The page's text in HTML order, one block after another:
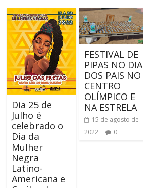
Dia 25 de
Julho é
celebrado o
Dia da
Mulher
Negra
Latino-
Americana e
FESTIVAL DE
PIPAS NO DIA
DOS PAIS NO
CENTRO
OLÍMPICO E
NA ESTRELA
15 de agosto de
2022
0